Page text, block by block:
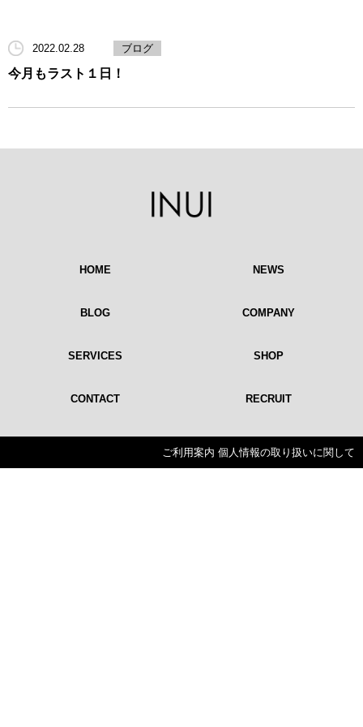
2022.02.28 ブログ
今月もラスト１日！
HOME NEWS
BLOG COMPANY
SERVICES SHOP
CONTACT RECRUIT
ご利用案内 個人情報の取り扱いに関して